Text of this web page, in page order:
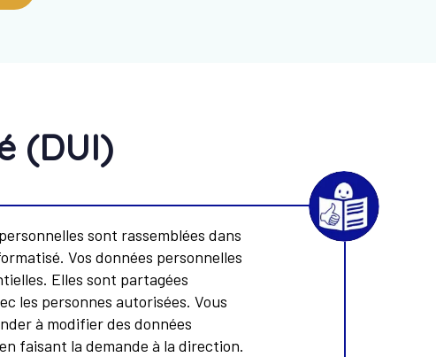
(DUI)
sont rassemblées dans
Vos données personnelles
Elles sont partagées
les personnes autorisées. Vous
à modifier des données
faisant la demande à la direction.